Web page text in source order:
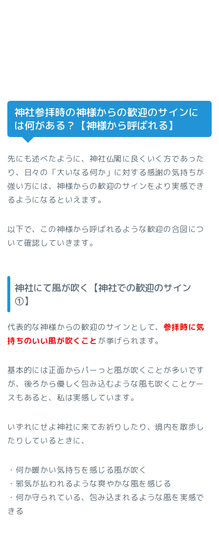
神社参拝時の神様からの歓迎のサインに
は何がある？【神様から呼ばれる】
先にも述べたように、神社仏閣に良くいく方であった
り、日々の「大いなる何か」に対する感謝の気持ちが
強い方には、神様からの歓迎のサインをより実感でき
るようになるといえます。
以下で、この神様から呼ばれるような歓迎の合図につ
いて確認していきます。
神社にて風が吹く【神社での歓迎のサイン
①】
代表的な神様からの歓迎のサインとして、 参拝時に気
持ちのいい風が吹くこと が挙げられます。
基本的には正面からパーっと風が吹くことが多いです
が、後ろから優しく包み込むような風も吹くことケー
スもあると、私は実感しています。
いずれにせよ神社に来てお祈りしたり、境内を散歩し
たりしているときに、
・何か暖かい気持ちを感じる風が吹く
・邪気が払われるような爽やかな風を感じる
・何か守られている、包み込まれるような風を実感で
きる